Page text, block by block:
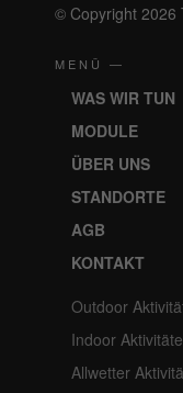
© Copyright 2026
MENÜ —
WAS WIR TUN
MODULE
ÜBER UNS
STANDORTE
AGB
KONTAKT
Outdoor
Indoor
Allwetter